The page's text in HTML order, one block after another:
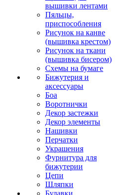
вышивки лентами
Пяльцы,
приспособления
Рисунок на канве
(вышивка крестом)
Рисунок на ткани
(вышивка бисером)
Схемы на бумаге
Бижутерия и
аксессуары
Боа
Воротнички
Декор застежки
Декор элементы
Нашивки
Перчатки
Украшения
Фурнитура для
бижутерии
Цепи
Шляпки
Булавки